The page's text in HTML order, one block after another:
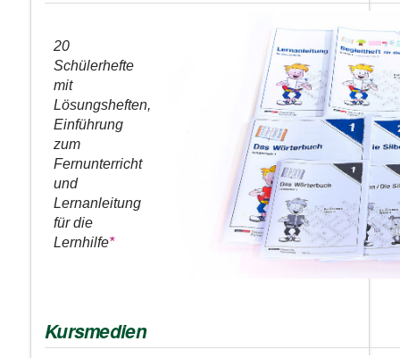
20
Schülerhefte
mit
Lösungsheften,
Einführung
zum
Fernunterricht
und
Lernanleitung
für die
Lernhilfe*
Kursmedien